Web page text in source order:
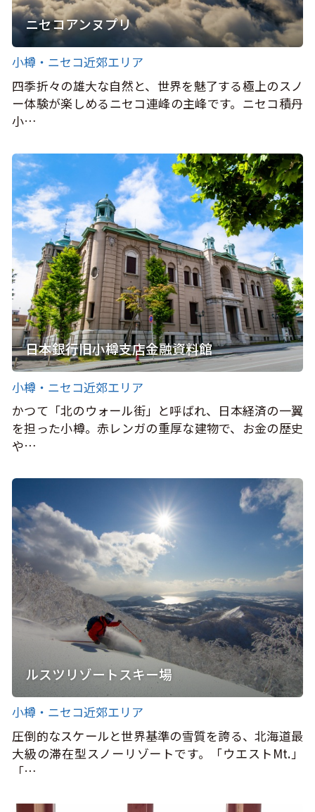
ニセコアンヌプリ
小樽・ニセコ近郊エリア
四季折々の雄大な自然と、世界を魅了する極上のスノ
ー体験が楽しめるニセコ連峰の主峰です。ニセコ積丹
小…
日本銀行旧小樽支店金融資料館
小樽・ニセコ近郊エリア
かつて「北のウォール街」と呼ばれ、日本経済の一翼
を担った小樽。赤レンガの重厚な建物で、お金の歴史
や…
ルスツリゾートスキー場
小樽・ニセコ近郊エリア
圧倒的なスケールと世界基準の雪質を誇る、北海道最
大級の滞在型スノーリゾートです。「ウエストMt.」
「…